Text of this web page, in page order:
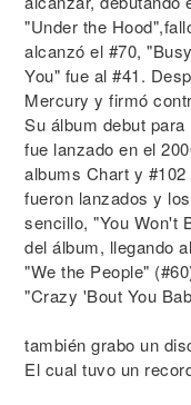
"Under the
alcanzó el #70,
You" fue al #41.
Mercury y firmó
Su álbum debut
fue lanzado en el
albums Chart y
fueron lanzados y
sencillo, "You Won't
del álbum, llegando
"We the People"
"Crazy 'Bout You
también grabo un
El cual tuvo un